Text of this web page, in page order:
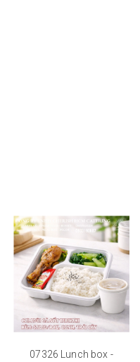
07326 Lunch box -